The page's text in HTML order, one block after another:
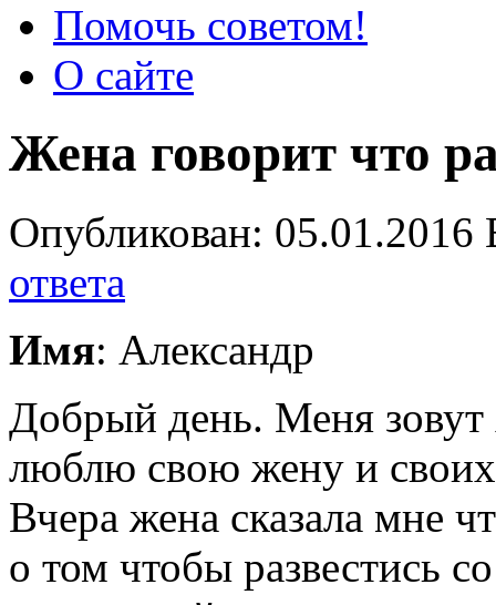
Помочь советом!
О сайте
Жена говорит что
Опубликован:
ответа
Имя: Александр
Добрый день. Меня зовут
люблю свою жену и
Вчера жена сказала мне
о том чтобы развестись